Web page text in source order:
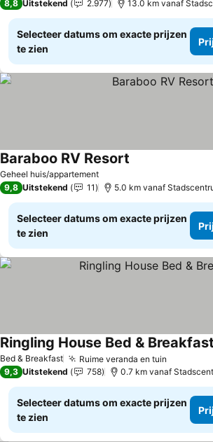
8,8 Uitstekend 2.977 13.0 km vanaf
Selecteer datums om exacte prijzen
te zien
Geheel huis/appartement
Baraboo RV Resort
9,8 Uitstekend 11 5.0 km vanaf
Selecteer datums om exacte prijzen
te zien
Bed & Breakfast Ruime veranda en tuin
Ringling House Bed & Breakfast
9,3 Uitstekend 758 0.7 km vanaf
Selecteer datums om exacte prijzen
te zien